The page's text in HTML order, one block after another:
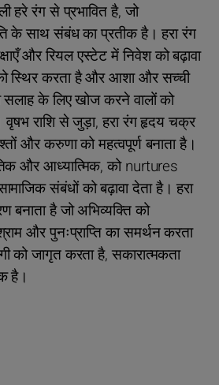
हरे रंग से प्रभावित है, जो
के साथ संबंध का प्रतीक है। हरा रंग
और रियल एस्टेट में निवेश को बढ़ावा
स्थिर करता है और आशा और सच्ची
सलाह के लिए खोज करने वालों को
राशि से जुड़ा, हरा रंग हृदय चक्र
और करुणा को महत्वपूर्ण बनाता है।
और आध्यात्मिक, को nurtures
संबंधों को बढ़ावा देता है। हरा
बनाता है जो अभिव्यक्ति को
और पुनःप्राप्ति का समर्थन करता
को जागृत करता है, सकारात्मकता
है।